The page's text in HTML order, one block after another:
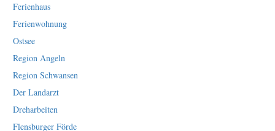
Ferienhaus
Ferienwohnung
Ostsee
Region Angeln
Region Schwansen
Der Landarzt
Dreharbeiten
Flensburger Förde